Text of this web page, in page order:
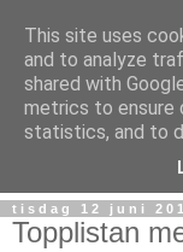
tisdag 12 juni
Topplistan
This site uses
and to analyze
shared with
metrics to ensure
statistics, and to